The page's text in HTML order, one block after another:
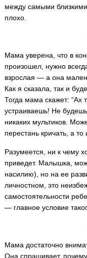
между самыми
плохо.
Мама уверена, что в
произошел, нужно
взрослая — а она
Как я сказала, так и
Тогда мама скажет:
устраиваешь! Не
никаких мультиков.
перестань кричать, а
Разумеется, ни к чему
приведет. Малышка,
насилию), но на ее
личностном, это
самостоятельности
— главное условие
Мама достаточно
Она спрашивает, почему